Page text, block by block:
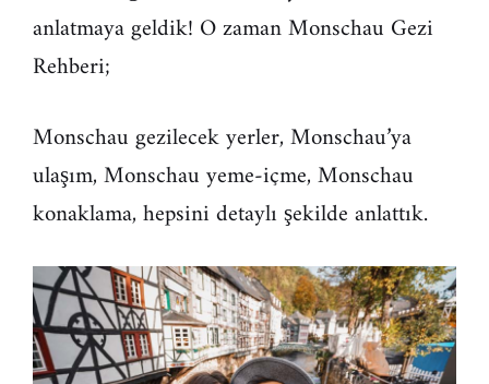
anlatmaya geldik! O zaman Monschau Gezi
Rehberi;
Monschau gezilecek yerler, Monschau’ya
ulaşım, Monschau yeme-içme, Monschau
konaklama, hepsini detaylı şekilde anlattık.